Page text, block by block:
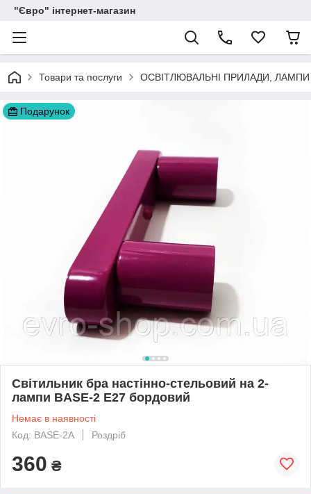
"Євро" інтернет-магазин
Товари та послуги ОСВІТЛЮВАЛЬНІ ПРИЛАДИ,
Подарунок
Світильник бра настінно-стельовий на 2-
лампи BASE-2 E27 бордовий
Немає в наявності
Код: BASE-2A
Роздріб
360 ₴